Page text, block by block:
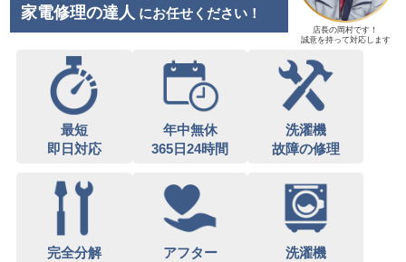
家電修理の達人 にお任せください！
店長の岡村です！
誠意を持って対応します
最短
即日対応
年中無休
365日24時間
洗濯機
故障の修理
完全分解
アフター
洗濯機